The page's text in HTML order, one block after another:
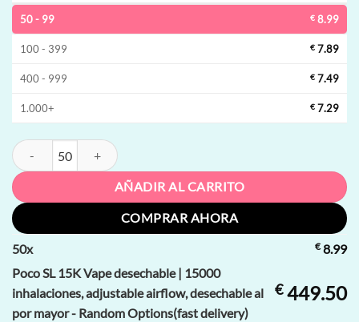
50 - 99 € 8.99
100 - 399 € 7.89
400 - 999 € 7.49
1.000+ € 7.29
Poco SL 15K Vape desechable | 15000 inhalaciones, adjustable
AÑADIR AL CARRITO
COMPRAR AHORA
50x €8.99
Poco SL 15K Vape desechable | 15000
inhalaciones, adjustable airflow, desechable al
por mayor - Random Options(fast delivery)
€449.50